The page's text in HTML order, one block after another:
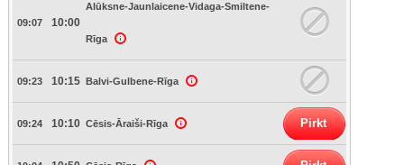
09:07 10:00
Alūksne-Jaunlaicene-Vidaga-Smiltene-
Rīga
09:23 10:15 Balvi-Gulbene-Rīga
09:24 10:10 Cēsis-Āraiši-Rīga Pirkt